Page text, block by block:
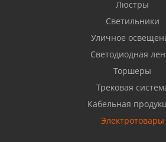
Бузулук, ул. Октябрьская, 24
Балаково, ул. Комарова, 55
Октябрьский, ул. Свердлова, 28
Люстры
Светильники
Уличное
Светодиодная
Торшеры
Трековая
Кабельная
Электротовары